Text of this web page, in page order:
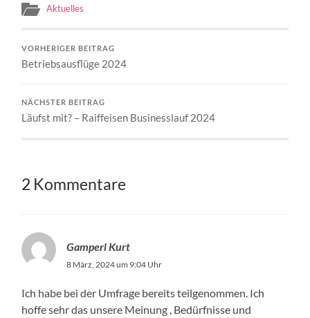
Aktuelles
VORHERIGER BEITRAG
Betriebsausflüge 2024
NÄCHSTER BEITRAG
Läufst mit? – Raiffeisen Businesslauf 2024
2 Kommentare
Gamperl Kurt
8 März, 2024 um 9:04 Uhr
Ich habe bei der Umfrage bereits teilgenommen. Ich
hoffe sehr das unsere Meinung , Bedürfnisse und